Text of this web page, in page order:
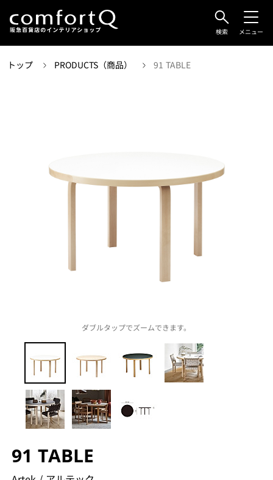
検索 メニュー
トップ PRODUCTS（商品） 91 TABLE
ダブルタップでズームできます。
91 TABLE